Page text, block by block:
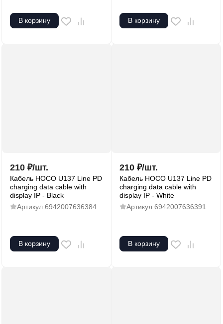
В корзину В корзину
210 ₽/шт.
Кабель HOCO U137 Line PD
charging data cable with
display IP - Black
Артикул 6942007636384
В корзину
210 ₽/шт.
Кабель HOCO U137 Line PD
charging data cable with
display IP - White
Артикул 6942007636391
В корзину